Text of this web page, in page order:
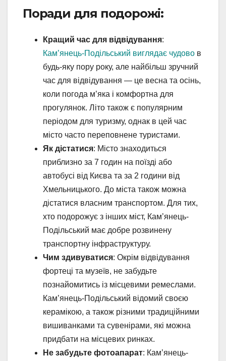
Поради для подорожі:
Кращий час для відвідування:
Кам’янець-Подільський виглядає чудово в
будь-яку пору року, але найбільш зручний
час для відвідування — це весна та осінь,
коли погода м’яка і комфортна для
прогулянок. Літо також є популярним
періодом для туризму, однак в цей час
місто часто переповнене туристами.
Як дістатися: Місто знаходиться
приблизно за 7 годин на поїзді або
автобусі від Києва та за 2 години від
Хмельницького. До міста також можна
дістатися власним транспортом. Для тих,
хто подорожує з інших міст, Кам’янець-
Подільський має добре розвинену
транспортну інфраструктуру.
Чим здивуватися: Окрім відвідування
фортеці та музеїв, не забудьте
познайомитись із місцевими ремеслами.
Кам’янець-Подільський відомий своєю
керамікою, а також різними традиційними
вишиванками та сувенірами, які можна
придбати на місцевих ринках.
Не забудьте фотоапарат: Кам’янець-